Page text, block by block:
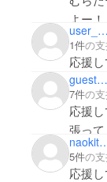
よー！
user_bfc7518b9644
1件の
応援し
guest50b18c3bf464
7件の
応援
張って
5件の
応援